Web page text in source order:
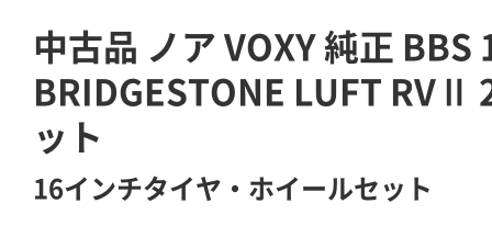
中古品 ノア VOXY 純正 BBS
BRIDGESTONE LUFT RVⅡ
ット
16インチタイヤ・ホイールセット